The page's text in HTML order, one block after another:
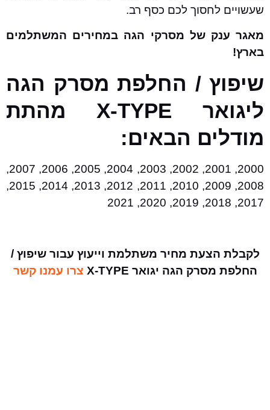
שעשויים לחסוך לכם כסף רב.
מאגר ענק של מסרקי הגה במחירים המשתלמים
בארץ!
שיפוץ / החלפת מסרק הגה
ליגואר X-TYPE מהתת
מודלים הבאים:
2000, 2001, 2002, 2003, 2004, 2005, 2006, 2007,
2008, 2009, 2010, 2011, 2012, 2013, 2014, 2015,
2017, 2018, 2019, 2020, 2021
לקבלת הצעת מחיר משתלמת וייעוץ עבור שיפוץ /
החלפת מסרק הגה יגואר X-TYPE
צרו עמנו קשר